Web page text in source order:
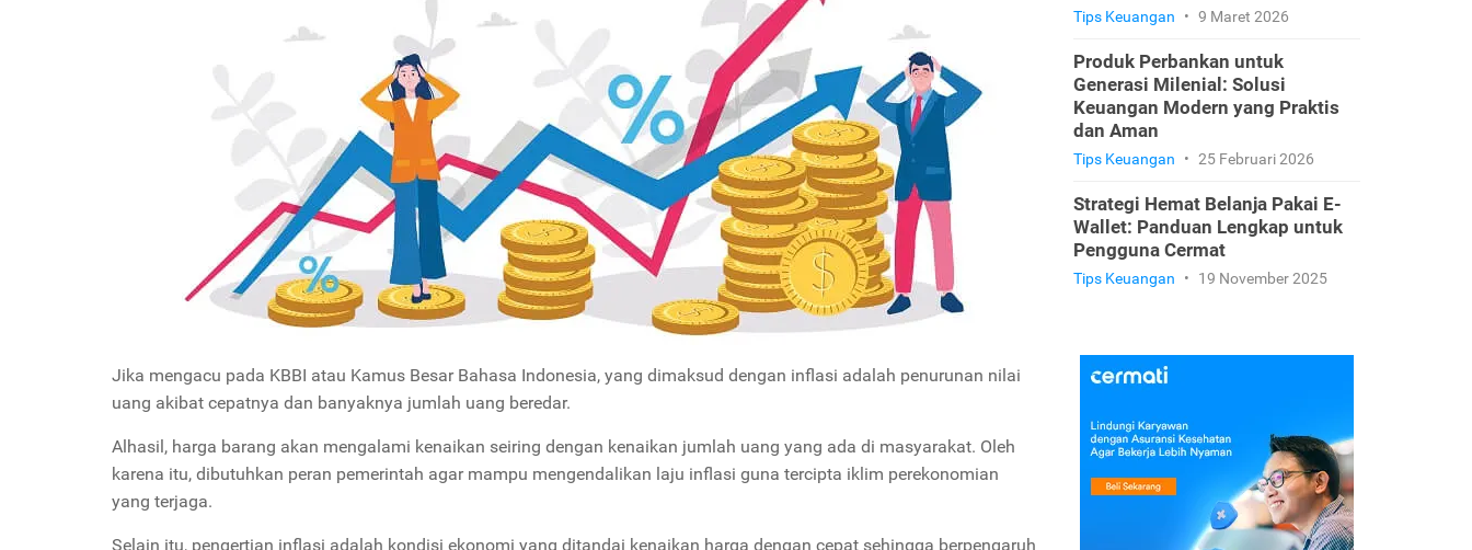
Jika mengacu pada KBBI atau Kamus Besar Bahasa Indonesia, yang dimaksud dengan inflasi adalah penurunan nilai
uang akibat cepatnya dan banyaknya jumlah uang beredar.
Alhasil, harga barang akan mengalami kenaikan seiring dengan kenaikan jumlah uang yang ada di masyarakat. Oleh
karena itu, dibutuhkan peran pemerintah agar mampu mengendalikan laju inflasi guna tercipta iklim perekonomian
yang terjaga.
Selain itu, pengertian inflasi adalah kondisi ekonomi yang ditandai kenaikan harga dengan cepat sehingga berpengaruh
Tips Keuangan • 9 Maret 2026
Produk Perbankan untuk
Generasi Milenial: Solusi
Keuangan Modern yang Praktis
dan Aman
Tips Keuangan • 25 Februari 2026
Strategi Hemat Belanja Pakai E-
Wallet: Panduan Lengkap untuk
Pengguna Cermat
Tips Keuangan • 19 November 2025